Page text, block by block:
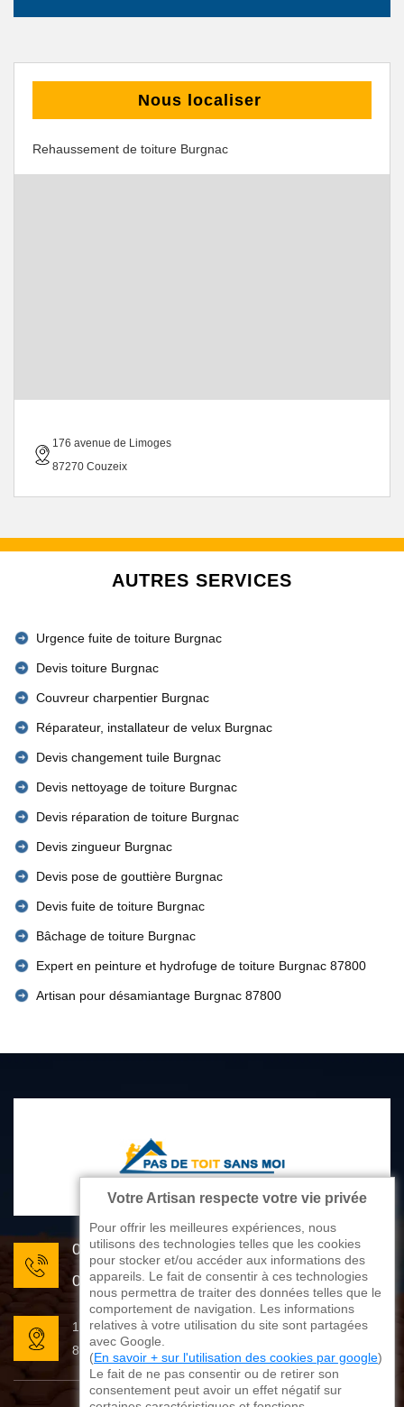
Nous localiser
Rehaussement de toiture Burgnac
176 avenue de Limoges
87270 Couzeix
AUTRES SERVICES
Urgence fuite de toiture Burgnac
Devis toiture Burgnac
Couvreur charpentier Burgnac
Réparateur, installateur de velux Burgnac
Devis changement tuile Burgnac
Devis nettoyage de toiture Burgnac
Devis réparation de toiture Burgnac
Devis zingueur Burgnac
Devis pose de gouttière Burgnac
Devis fuite de toiture Burgnac
Bâchage de toiture Burgnac
Expert en peinture et hydrofuge de toiture Burgnac 87800
Artisan pour désamiantage Burgnac 87800
05 33 06 22 81
07 80 33 28 62
176 avenue de Limoges
87270 Couzeix
Votre Artisan respecte votre vie privée
Pour offrir les meilleures expériences, nous
utilisons des technologies telles que les cookies
pour stocker et/ou accéder aux informations des
appareils. Le fait de consentir à ces technologies
nous permettra de traiter des données telles que le
comportement de navigation. Les informations
relatives à votre utilisation du site sont partagées
avec Google.
(En savoir + sur l'utilisation des cookies par google)
Le fait de ne pas consentir ou de retirer son
consentement peut avoir un effet négatif sur